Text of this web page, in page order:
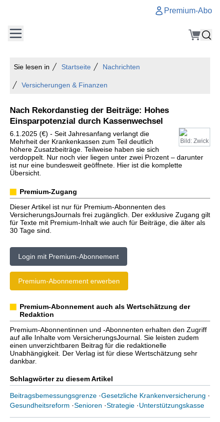
Premium-Abo
Sie lesen in Startseite Nachrichten
Versicherungen & Finanzen
Nach Rekordanstieg der Beiträge: Hohes
Einsparpotenzial durch Kassenwechsel
Bild: Zwick
6.1.2025 (€) - Seit Jahresanfang verlangt die
Mehrheit der Krankenkassen zum Teil deutlich
höhere Zusatzbeiträge. Teilweise haben sie sich
verdoppelt. Nur noch vier liegen unter zwei Prozent – darunter
ist nur eine bundesweit geöffnete. Hier ist die komplette
Übersicht.
Premium-Zugang
Dieser Artikel ist nur für Premium-Abonnenten des
VersicherungsJournals frei zugänglich. Der exklusive Zugang gilt
für Texte mit Premium-Inhalt wie auch für Beiträge, die älter als
30 Tage sind.
Login mit Premium-Abonnement
Premium-Abonnement erwerben
Premium-Abonnement auch als Wertschätzung der
Redaktion
Premium-Abonnentinnen und -Abonnenten erhalten den Zugriff
auf alle Inhalte vom VersicherungsJournal. Sie leisten zudem
einen unverzichtbaren Beitrag für die redaktionelle
Unabhängigkeit. Der Verlag ist für diese Wertschätzung sehr
dankbar.
Schlagwörter zu diesem Artikel
Beitragsbemessungsgrenze ·Gesetzliche Krankenversicherung ·
Gesundheitsreform ·Senioren ·Strategie ·Unterstützungskasse